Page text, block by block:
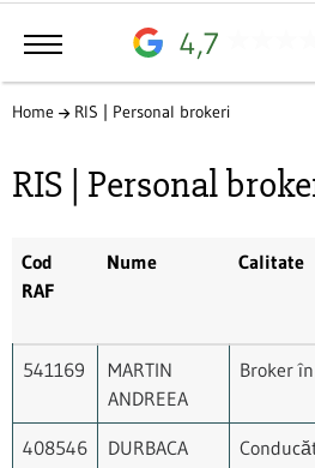
4,7
Home RIS | Personal brokeri
RIS | Personal
Cod
RAF
Nume Calitate
541169
MARTIN
ANDREEA
Broker
408546
DURBACA